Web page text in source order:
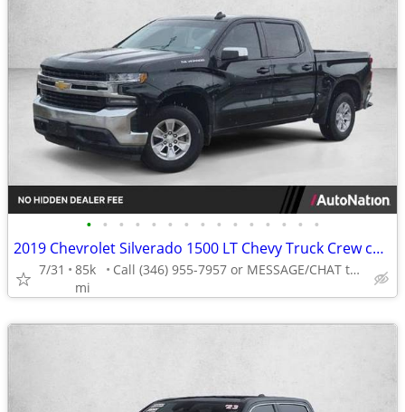
• • • • • • • • • • • • • • •
2019 Chevrolet Silverado 1500 LT Chevy Truck Crew cab AUTONATION
7/31
85k
mi
Call (346) 955-7957 or MESSAGE/CHAT to confirm availability